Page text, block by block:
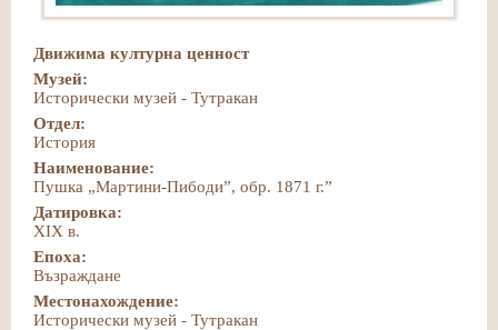
Движима културна ценност
Музей:
Исторически музей - Тутракан
Отдел:
История
Наименование:
Пушка „Мартини-Пибоди”, обр. 1871 г.”
Датировка:
ХІХ в.
Епоха:
Възраждане
Местонахождение:
Исторически музей - Тутракан